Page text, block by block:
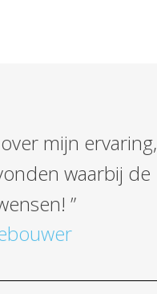
mijn ervaring,
waarbij de
”